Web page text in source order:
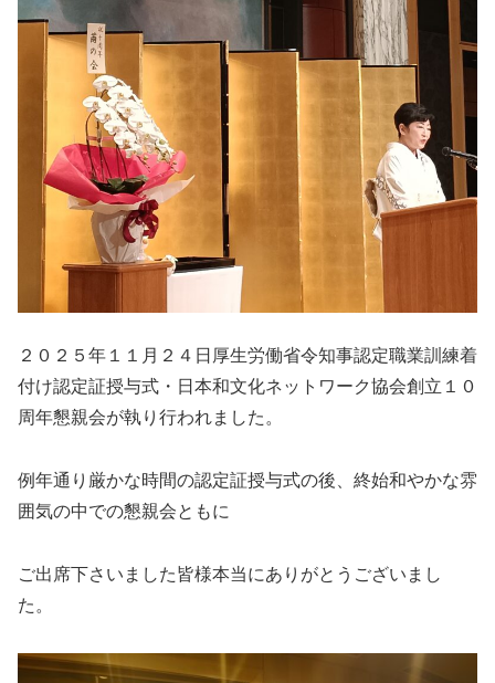
２０２５年１１月２４日厚生労働省令知事認定職業訓練着
付け認定証授与式・日本和文化ネットワーク協会創立１０
周年懇親会が執り行われました。
例年通り厳かな時間の認定証授与式の後、終始和やかな雰
囲気の中での懇親会ともに
ご出席下さいました皆様本当にありがとうございまし
た。